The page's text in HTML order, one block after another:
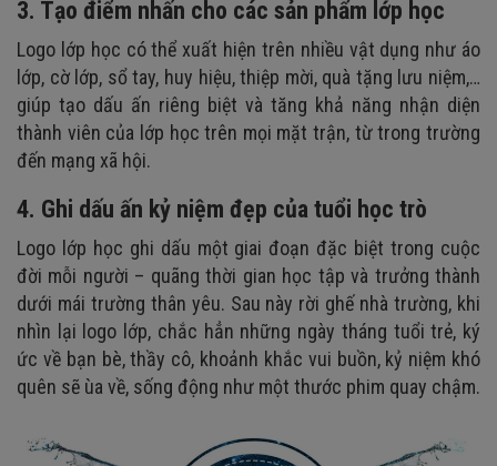
3. Tạo điểm nhấn cho các sản phẩm lớp học
Logo lớp học có thể xuất hiện trên nhiều vật dụng như áo
lớp, cờ lớp, sổ tay, huy hiệu, thiệp mời, quà tặng lưu niệm,…
giúp tạo dấu ấn riêng biệt và tăng khả năng nhận diện
thành viên của lớp học trên mọi mặt trận, từ trong trường
đến mạng xã hội.
4. Ghi dấu ấn kỷ niệm đẹp của tuổi học trò
Logo lớp học ghi dấu một giai đoạn đặc biệt trong cuộc
đời mỗi người – quãng thời gian học tập và trưởng thành
dưới mái trường thân yêu. Sau này rời ghế nhà trường, khi
nhìn lại logo lớp, chắc hẳn những ngày tháng tuổi trẻ, ký
ức về bạn bè, thầy cô, khoảnh khắc vui buồn, kỷ niệm khó
quên sẽ ùa về, sống động như một thước phim quay chậm.